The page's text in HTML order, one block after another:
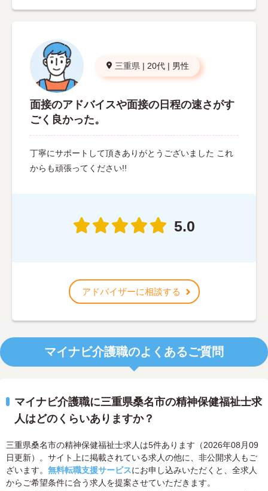
三重県 | 20代 | 男性
面接のアドバイスや面接の日程の速さがす
ごく良かった。
丁寧にサポートして頂きありがとうございました これ
からも頑張ってください!!
5.0
アドバイザーに相談する
マイナビ介護職のよくあるご質問
マイナビ介護職に三重県桑名市の精神保健福祉士求
人はどのくらいありますか？
三重県桑名市の精神保健福祉士求人は5件あります（2026年08月09
日更新）。サイト上に掲載されている求人の他に、非公開求人もご
ざいます。 無料転職支援サービスにお申し込みいただくと、全求人
からご希望条件に合う求人を提案させていただきます。